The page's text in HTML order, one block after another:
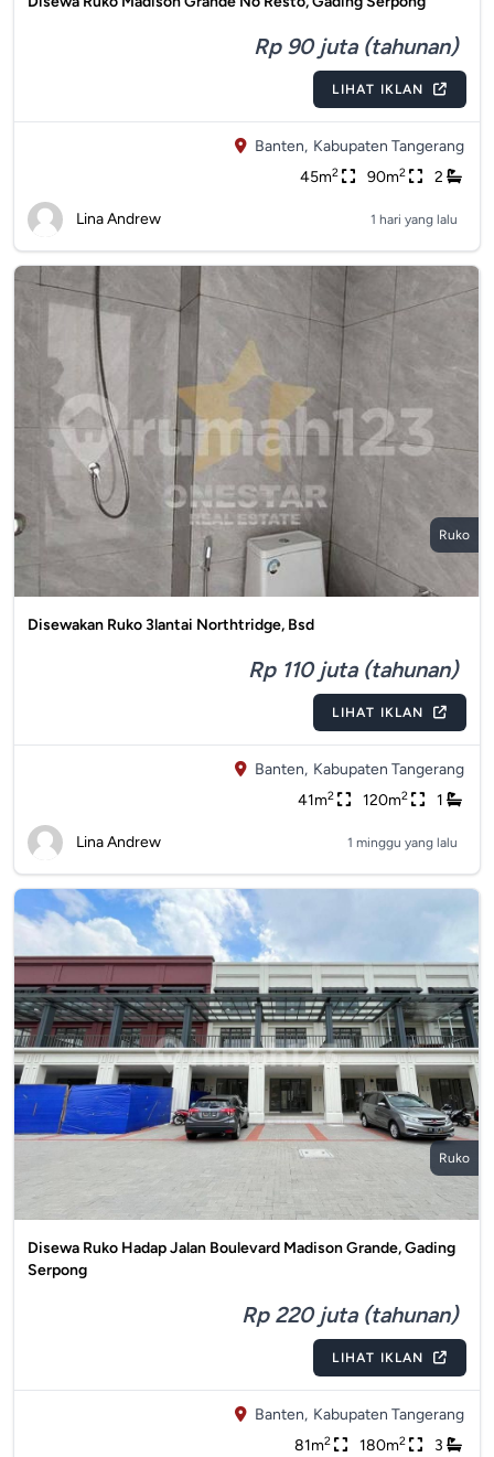
Rp 90 juta (tahunan)
LIHAT IKLAN
Banten, Kabupaten Tangerang
45m2 90m2 2
Lina Andrew 1 hari yang lalu
Ruko
Disewakan Ruko 3lantai Northtridge, Bsd
Rp 110 juta (tahunan)
LIHAT IKLAN
Banten, Kabupaten Tangerang
41m2 120m2 1
Lina Andrew 1 minggu yang lalu
Ruko
Disewa Ruko Hadap Jalan Boulevard Madison Grande, Gading
Serpong
Rp 220 juta (tahunan)
LIHAT IKLAN
Banten, Kabupaten Tangerang
81m2 180m2 3